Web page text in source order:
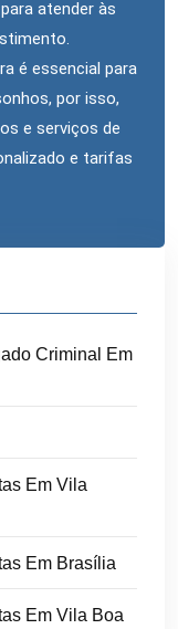
atender às
é essencial para
por isso,
e serviços de
e tarifas
Criminal Em
Em Vila
Em Brasília
Em Vila Boa